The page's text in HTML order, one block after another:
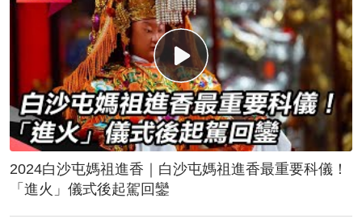
2024白沙屯媽祖進香｜白沙屯媽祖進香最重要科儀！
「進火」儀式後起駕回鑾